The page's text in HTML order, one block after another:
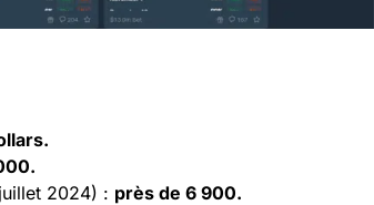
.
2024) : près de 6 900.